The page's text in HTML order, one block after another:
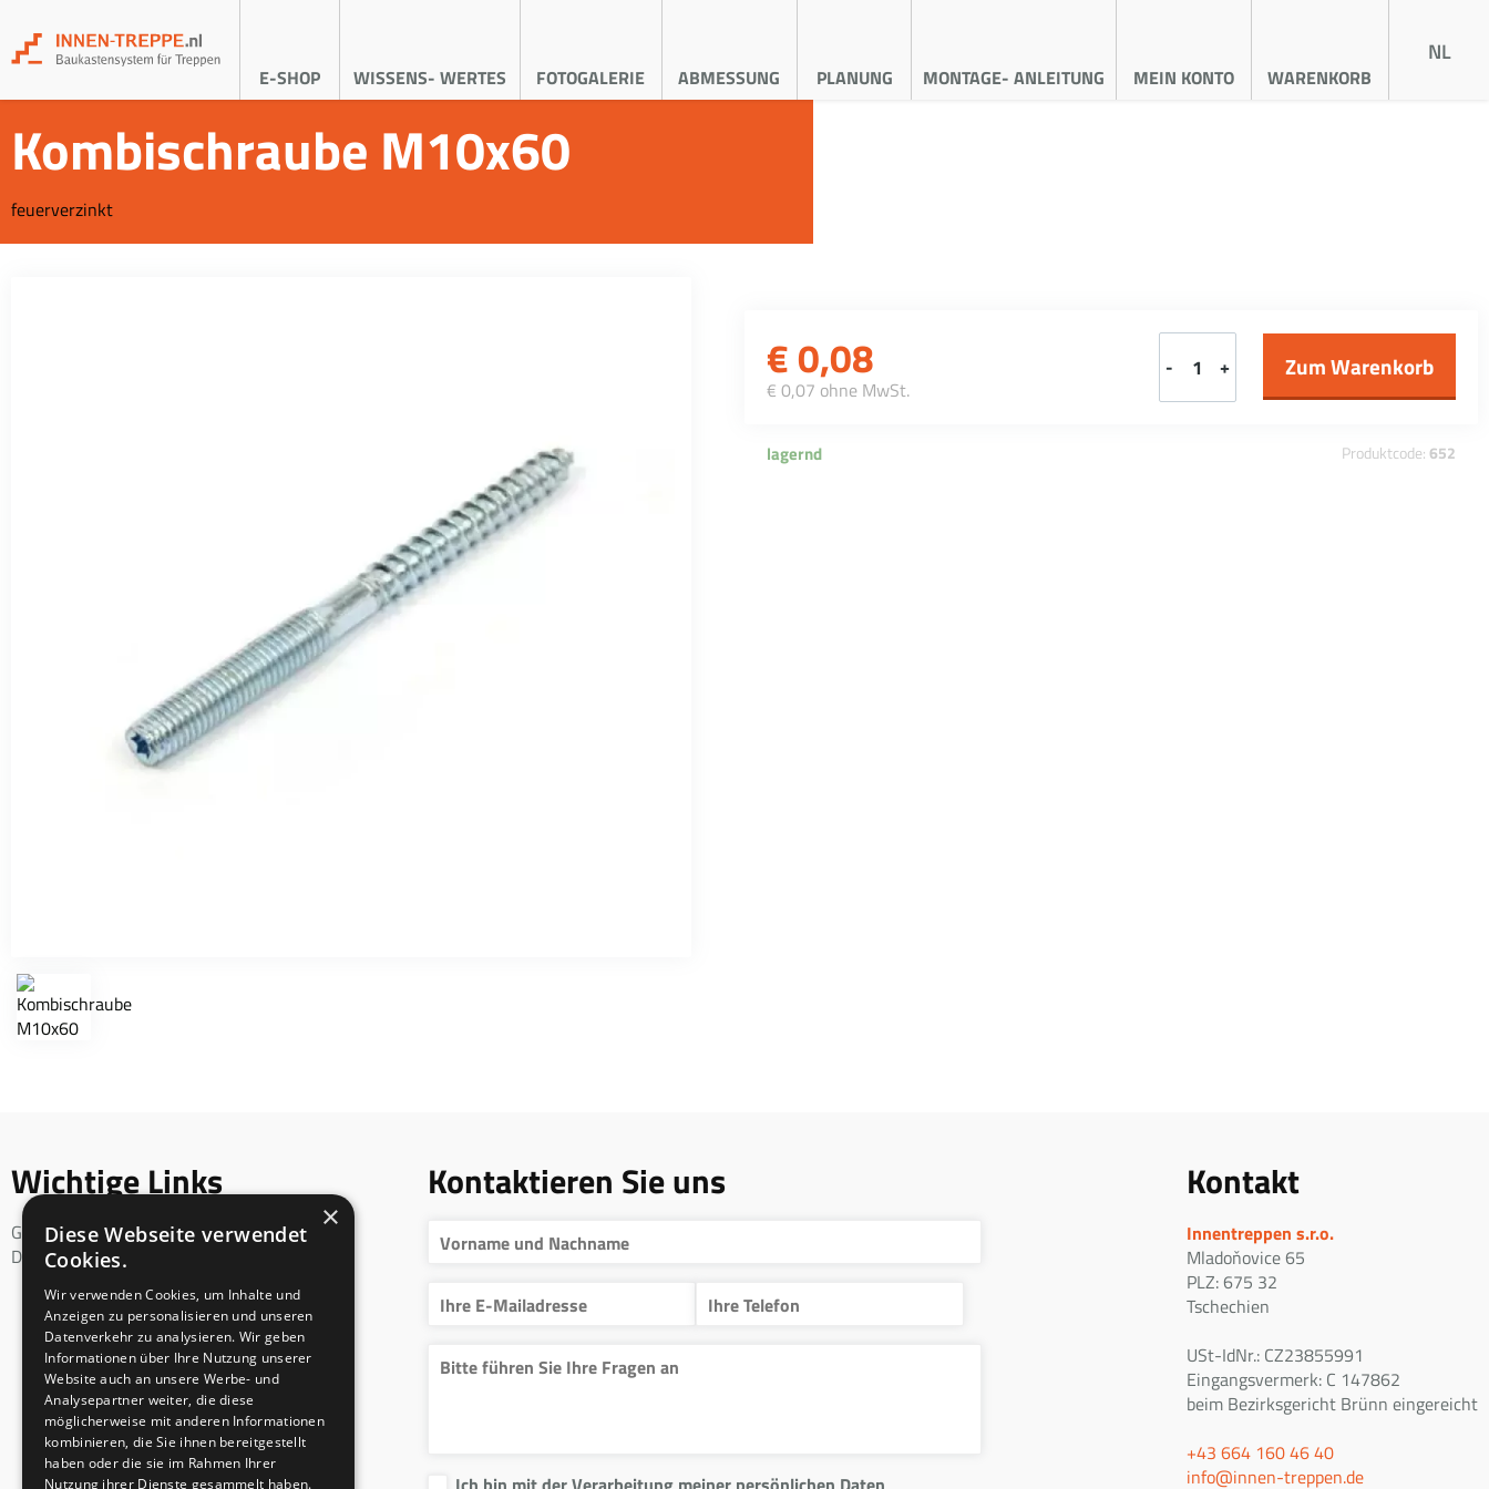
E-SHOP WISSENS- WERTES FOTOGALERIE ABMESSUNG PLANUNG MONTAGE- ANLEITUNG MEIN KONTO WARENKORB
NL
Kombischraube M10x60
feuerverzinkt
€0,08
€ 0,07 ohne MwSt.
- +
lagernd Produktcode: 652
Wichtige Links
Geschäftsbedingungen
DSGVO
Kontaktieren Sie uns Kontakt
Innentreppen s.r.o.
Mladoňovice 65
PLZ: 675 32
Tschechien
USt-IdNr.: CZ23855991
Eingangsvermerk: C 147862
beim Bezirksgericht Brünn eingereicht
+43 664 160 46 40
info@innen-treppen.de
×
Diese Webseite verwendet
Cookies.
Wir verwenden Cookies, um Inhalte und
Anzeigen zu personalisieren und unseren
Datenverkehr zu analysieren. Wir geben
Informationen über Ihre Nutzung unserer
Website auch an unsere Werbe- und
Analysepartner weiter, die diese
möglicherweise mit anderen Informationen
kombinieren, die Sie ihnen bereitgestellt
haben oder die sie im Rahmen Ihrer
Nutzung ihrer Dienste gesammelt haben.